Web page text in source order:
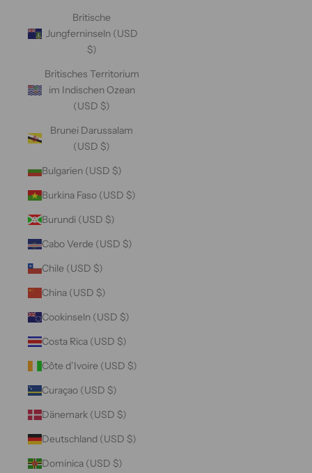
Britische
Jungferninseln (USD
$)
Britisches Territorium
im Indischen Ozean
(USD $)
Brunei Darussalam
(USD $)
Bulgarien (USD $)
Burkina Faso (USD $)
Burundi (USD $)
Cabo Verde (USD $)
Chile (USD $)
China (USD $)
Cookinseln (USD $)
Costa Rica (USD $)
Côte d’Ivoire (USD $)
Curaçao (USD $)
Dänemark (USD $)
Deutschland (USD $)
Dominica (USD $)